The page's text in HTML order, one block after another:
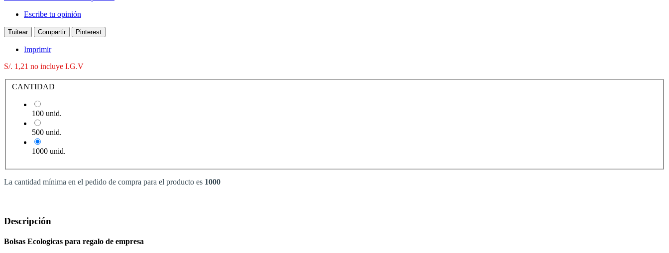
Escribe tu opinión
Tuitear Compartir Pinterest
Imprimir
S/. 1,21 no incluye I.G.V
CANTIDAD
100 unid.
500 unid.
1000 unid.
La cantidad mínima en el pedido de compra para el producto es 1000
Descripción
Bolsas Ecologicas para regalo de empresa